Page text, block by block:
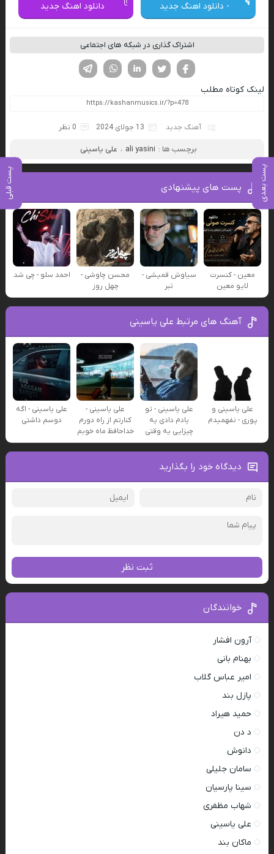
پست بعدی پست قبلی
- دانلود اهنگ جدید
دانلود اهنگ جدید
اشتراک گذاری در شبکه های اجتماعی
لینکدین تویتر
فیسوک
لینک کوتاه مطلب
آهنگ جدید 13 جولای 2024 0 نظر
برچسب ها : ali yasini ، علی یاسینی
پست های پیشنهادی
معین - کنسرت
لایو معین
سیاوش قمیشی -
تبر
محسن چاوشی -
چهل روز
احمد سلو - چی شد
آهنگ های مرتبط علی یاسینی
علی یاسینی و
پوری - نفهمیدم
علی یاسینی - تو
یادم دادی یه
چیزایی یه وقتی
علی یاسینی -
کنارتم از راه دورم
خداحافظ ماه خوبم
علی یاسینی - اگه
دوسم داشتی
دیدگاه خود را بگذارید
ثبت نظر
خوانندگان
آرون افشار
بهنام بانی
امیر عباس گلاب
پازل بند
حمید هیراد
د دن
دانوش
سامان جلیلی
سینا پارسیان
شهاب مظفری
علی یاسینی
ماکان بند